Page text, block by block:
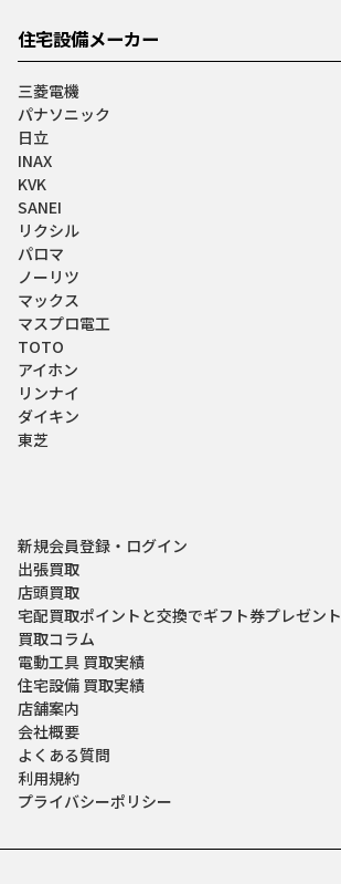
住宅設備メーカー
三菱電機
パナソニック
日立
INAX
KVK
SANEI
リクシル
パロマ
ノーリツ
マックス
マスプロ電工
TOTO
アイホン
リンナイ
ダイキン
東芝
新規会員登録・ログイン
出張買取
店頭買取
宅配買取ポイントと交換でギフト券プレゼント
買取コラム
電動工具 買取実績
住宅設備 買取実績
店舗案内
会社概要
よくある質問
利用規約
プライバシーポリシー